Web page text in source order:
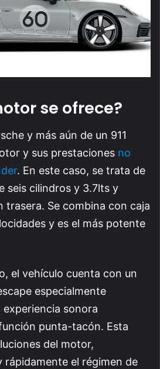
se ofrece?
y más aún de un 911
y sus prestaciones no
. En este caso, se trata de
seis cilindros y 3.7lts y
Se combina con caja
y es el más potente
el vehículo cuenta con un
especialmente
sonora
punta-tacón. Esta
del motor,
rápidamente el régimen de